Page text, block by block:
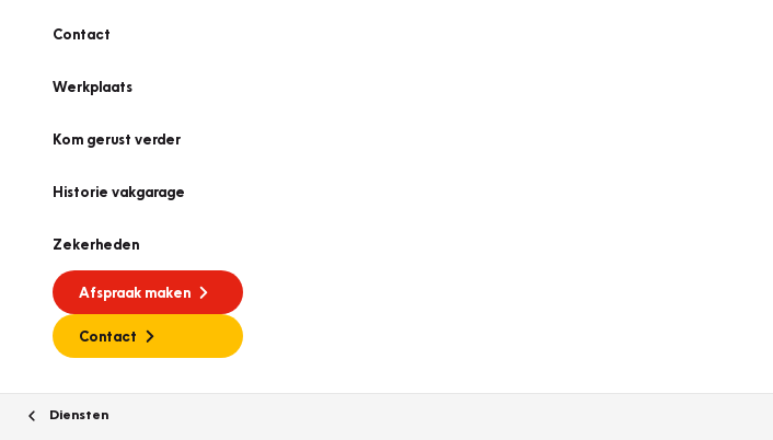
Contact
Werkplaats
Kom gerust verder
Historie vakgarage
Zekerheden
Afspraak maken
Contact
Diensten